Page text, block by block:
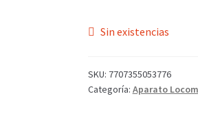
Sin existencias
SKU: 7707355053776
Categoría: Aparato